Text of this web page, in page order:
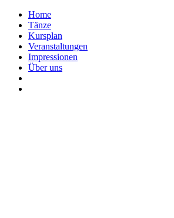
Home
Tänze
Kursplan
Veranstaltungen
Impressionen
Über uns